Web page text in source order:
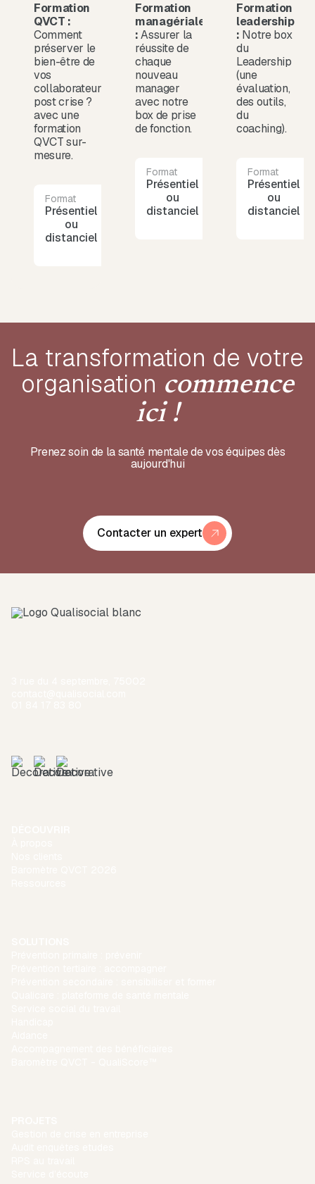
Formation
QVCT :
Comment
préserver le
bien-être de
vos
collaborateurs
post crise ?
avec une
formation
QVCT sur-
mesure.
Format
Présentiel
ou
distanciel
1 journée
Formation
managériale
:Assurer la
réussite de
chaque
nouveau
manager
avec notre
box de prise
de fonction.
Format
Présentiel
ou
distanciel
Durée
1 journée
Formation
leadership
: Notre box
du
Leadership
(une
évaluation,
des outils,
du
coaching).
Format
Présentiel
ou
distanciel
La transformation de votre
organisation commence
ici !
Prenez soin de la santé mentale de vos équipes dès
aujourd'hui
Contacter un expert